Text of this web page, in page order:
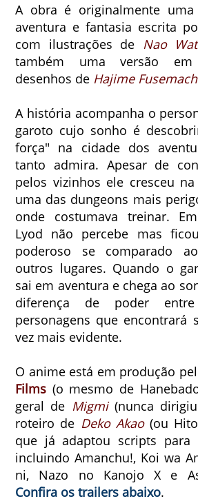
A obra é originalmente
aventura e fantasia escrita
com ilustrações de Nao
também uma versão
desenhos de Hajime
A história acompanha o
garoto cujo sonho é
força" na cidade dos
tanto admira. Apesar de
pelos vizinhos ele cresceu
uma das dungeons mais
onde costumava treinar.
Lyod não percebe mas
poderoso se comparado
outros lugares. Quando o
sai em aventura e chega ao
diferença de poder
personagens que encontrará
vez mais evidente.
O anime está em produção
Films (o mesmo de
geral de Migmi(nunca
roteiro de Deko Akao(ou
que já adaptou scripts para
incluindo Amanchu!, Koi wa
ni, Nazo no Kanojo X e
Confira os trailers abaixo.